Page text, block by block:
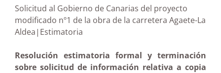
Solicitud al Gobierno de Canarias del proyecto
modificado nº1 de la obra de la carretera Agaete-La
Aldea|Estimatoria
Resolución estimatoria formal y terminación
sobre solicitud de información relativa a copia